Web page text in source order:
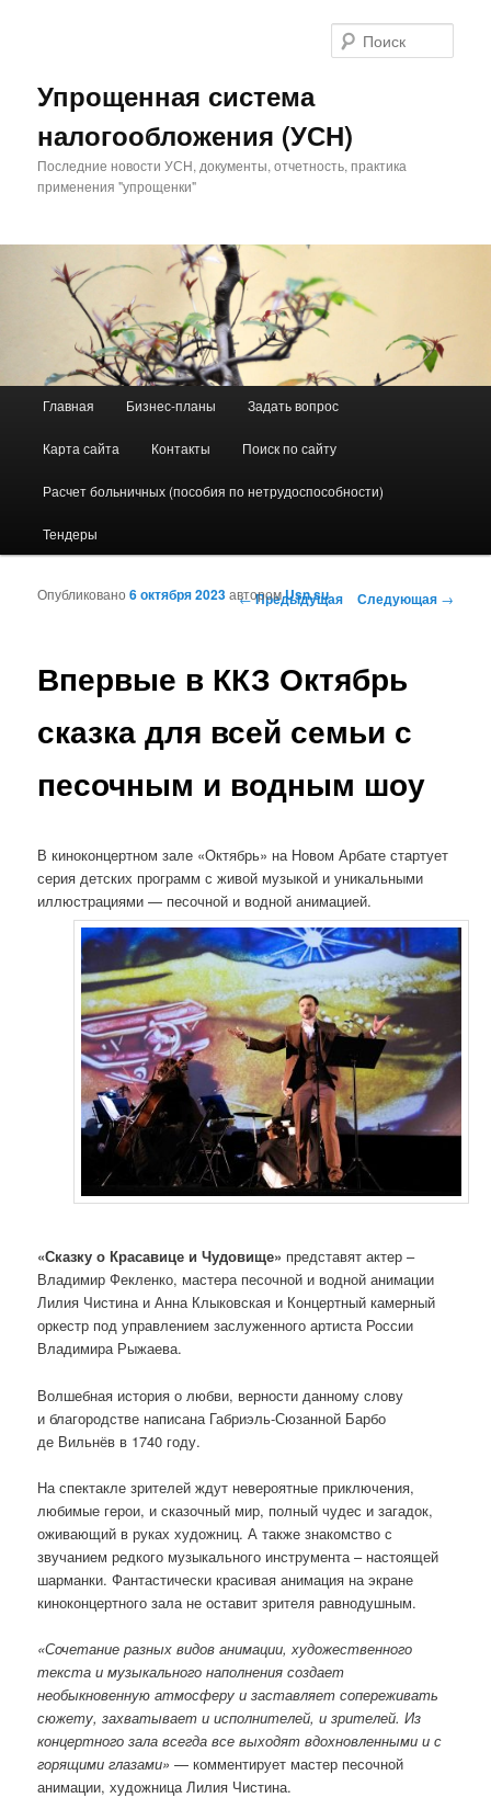
Упрощенная система
налогообложения (УСН)
Последние новости УСН, документы, отчетность, практика
применения "упрощенки"
Перейти к основному содержимому
Перейти к дополнительному содержимому
Главная Бизнес-планы Задать вопрос
Карта сайта Контакты Поиск по сайту
Расчет больничных (пособия по нетрудоспособности)
Тендеры
Навигация по записям
←Предыдущая Следующая →
Впервые в ККЗ Октябрь
сказка для всей семьи с
песочным и водным шоу
Опубликовано6 октября 2023авторомUsn.su
В киноконцертном зале «Октябрь» на Новом Арбате стартует
серия детских программ с живой музыкой и уникальными
иллюстрациями — песочной и водной анимацией.
«Сказку о Красавице и Чудовище» представят актер –
Владимир Фекленко, мастера песочной и водной анимации
Лилия Чистина и Анна Клыковская и Концертный камерный
оркестр под управлением заслуженного артиста России
Владимира Рыжаева.
Волшебная история о любви, верности данному слову
и благородстве написана Габриэль-Сюзанной Барбо
де Вильнёв в 1740 году.
На спектакле зрителей ждут невероятные приключения,
любимые герои, и сказочный мир, полный чудес и загадок,
оживающий в руках художниц. А также знакомство с
звучанием редкого музыкального инструмента – настоящей
шарманки. Фантастически красивая анимация на экране
киноконцертного зала не оставит зрителя равнодушным.
«Сочетание разных видов анимации, художественного
текста и музыкального наполнения создает
необыкновенную атмосферу и заставляет сопереживать
сюжету, захватывает и исполнителей, и зрителей. Из
концертного зала всегда все выходят вдохновленными и с
горящими глазами» — комментирует мастер песочной
анимации, художница Лилия Чистина.